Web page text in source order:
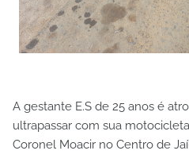
A gestante E.S de 25 anos é
ultrapassar com sua
Coronel Moacir no Centro de